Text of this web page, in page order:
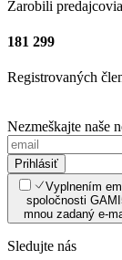
Zarobili
181 299
Registrovaných
Nezmeškajte naše
Prihlásiť
Vyplnením
spoločnosti
mnou zadaný e-
Sledujte nás